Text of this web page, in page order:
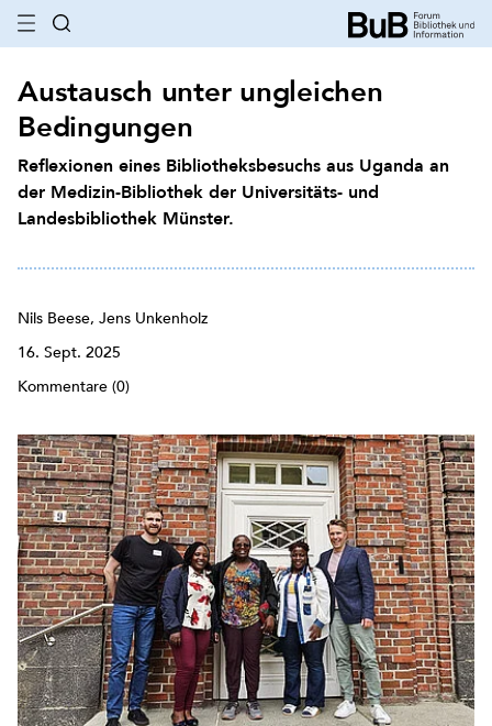
Austausch unter ungleichen
Bedingungen
Reflexionen eines Bibliotheksbesuchs aus Uganda an
der Medizin-Bibliothek der Universitäts- und
Landesbibliothek Münster.
Nils Beese, Jens Unkenholz
16. Sept. 2025
Kommentare (0)